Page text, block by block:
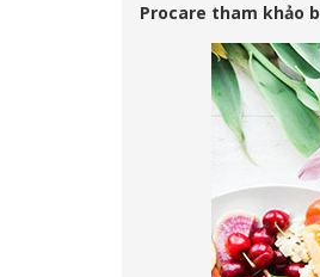
Procare tham khảo